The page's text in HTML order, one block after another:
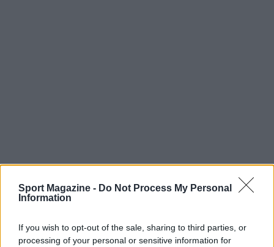
Sport Magazine - Do Not Process My Personal
Information
If you wish to opt-out of the sale, sharing to third parties, or
processing of your personal or sensitive information for
AUTORE
Francesca Lombardi